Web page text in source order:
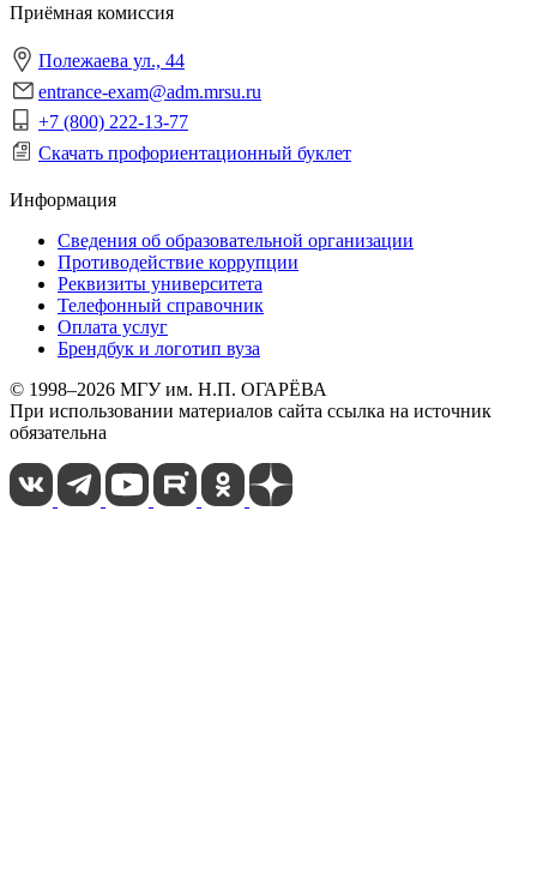
Приёмная комиссия
Полежаева ул., 44
entrance-exam@adm.mrsu.ru
+7 (800) 222-13-77
Скачать профориентационный буклет
Информация
Сведения об образовательной организации
Противодействие коррупции
Реквизиты университета
Телефонный справочник
Оплата услуг
Брендбук и логотип вуза
© 1998–2026 МГУ им. Н.П. ОГАРЁВА
При использовании материалов сайта ссылка на источник
обязательна